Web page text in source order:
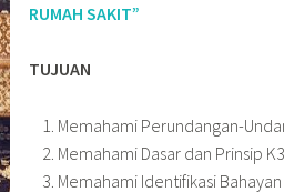
RUMAH SAKIT”
TUJUAN
Memahami Perundangan-
Memahami Dasar dan Prinsip K3
Memahami Identifikasi